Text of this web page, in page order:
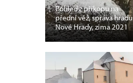
Pohled z příkopu na
přední věž, správa hradu
Nové Hrady, zima 2021